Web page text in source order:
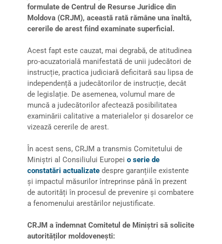
formulate de Centrul de Resurse Juridice din
Moldova (CRJM), această rată rămâne una înaltă,
cererile de arest fiind examinate superficial.
Acest fapt este cauzat, mai degrabă, de atitudinea
pro-acuzatorială manifestată de unii judecători de
instrucție, practica judiciară deficitară sau lipsa de
independență a judecătorilor de instrucție, decât
de legislație. De asemenea, volumul mare de
muncă a judecătorilor afectează posibilitatea
examinării calitative a materialelor și dosarelor ce
vizează cererile de arest.
În acest sens, CRJM a transmis Comitetului de
Miniștri al Consiliului Europei o serie de
constatări actualizate despre garanțiile existente
și impactul măsurilor întreprinse până în prezent
de autorități în procesul de prevenire și combatere
a fenomenului arestărilor nejustificate.
CRJM a îndemnat Comitetul de Miniștri să solicite
autorităților moldovenești: